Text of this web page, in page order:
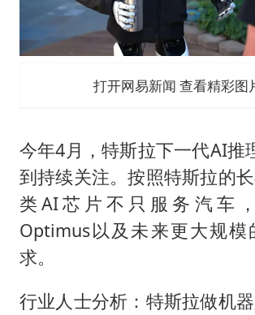
打开网易新闻 查看精彩图
今年4月，特斯拉下一代AI推
到持续关注。按照特斯拉的
类AI芯片不只服务汽车
Optimus以及未来更大规模
求。
行业人士分析：特斯拉做机